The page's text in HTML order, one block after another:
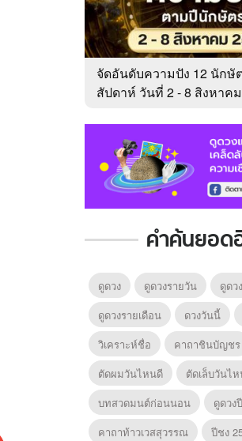
จัดอันดับความปัง 12 นักษั
สัปดาห์ วันที่ 2 - 8 สิงหาค
คำค้นยอด
ดูดวง ดูดวงรายวัน
ดูดว
ดูดวงรายเดือน
ดวงวันนี้
วิเคราะห์ชื่อ
คาถาชินบัญชร
ตัดผมวันไหนดี
ตัดเล็บวันไ
บทสวดมนต์ก่อนนอน
ดูดวง
คาถาท้าวเวสสุวรรณ
ปีชง